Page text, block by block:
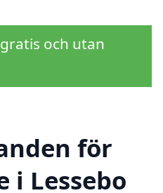
och utan
för
i Lessebo